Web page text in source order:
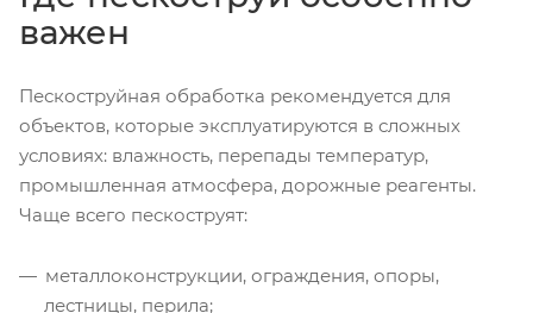
важен
Пескоструйная обработка рекомендуется для
объектов, которые эксплуатируются в сложных
условиях: влажность, перепады температур,
промышленная атмосфера, дорожные реагенты.
Чаще всего пескоструят:
металлоконструкции, ограждения, опоры,
лестницы, перила;